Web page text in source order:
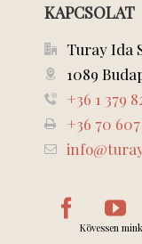
KAPCSOLAT
Turay Ida
1089
+36 1 379
+36 70
Kövessen